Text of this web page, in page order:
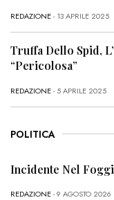
REDAZIONE- 13 APRILE 2025
Truffa Dello Spid,
“Pericolosa”
REDAZIONE- 5 APRILE 2025
POLITICA
Incidente Nel
REDAZIONE- 9 AGOSTO 2026